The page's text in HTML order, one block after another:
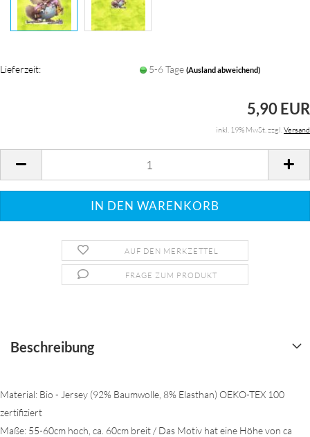
Lieferzeit: 5-6 Tage (Ausland abweichend)
5,90 EUR
inkl. 19% MwSt. zzgl.Versand
AUF DEN MERKZETTEL
FRAGE ZUM PRODUKT
Beschreibung
Material: Bio - Jersey (92% Baumwolle, 8% Elasthan) OEKO-TEX 100
zertifiziert
Maße: 55-60cm hoch, ca. 60cm breit / Das Motiv hat eine Höhe von ca